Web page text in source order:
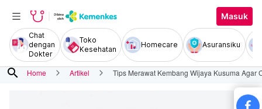
Masuk
Chat
dengan
Dokter
Toko
Kesehatan
Homecare Asuransiku
search Home Artikel Tips Merawat Kembang Wijaya Kusuma Agar